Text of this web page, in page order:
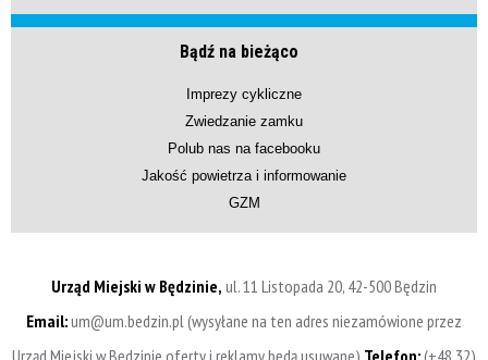
Bądź na bieżąco
Imprezy cykliczne
Zwiedzanie zamku
Polub nas na facebooku
Jakość powietrza i informowanie
GZM
Urząd Miejski w Będzinie, ul. 11 Listopada 20, 42-500 Będzin
Email:um@um.bedzin.pl (wysyłane na ten adres niezamówione przez
Urząd Miejski w Będzinie oferty i reklamy będą usuwane) Telefon:(+48 32)